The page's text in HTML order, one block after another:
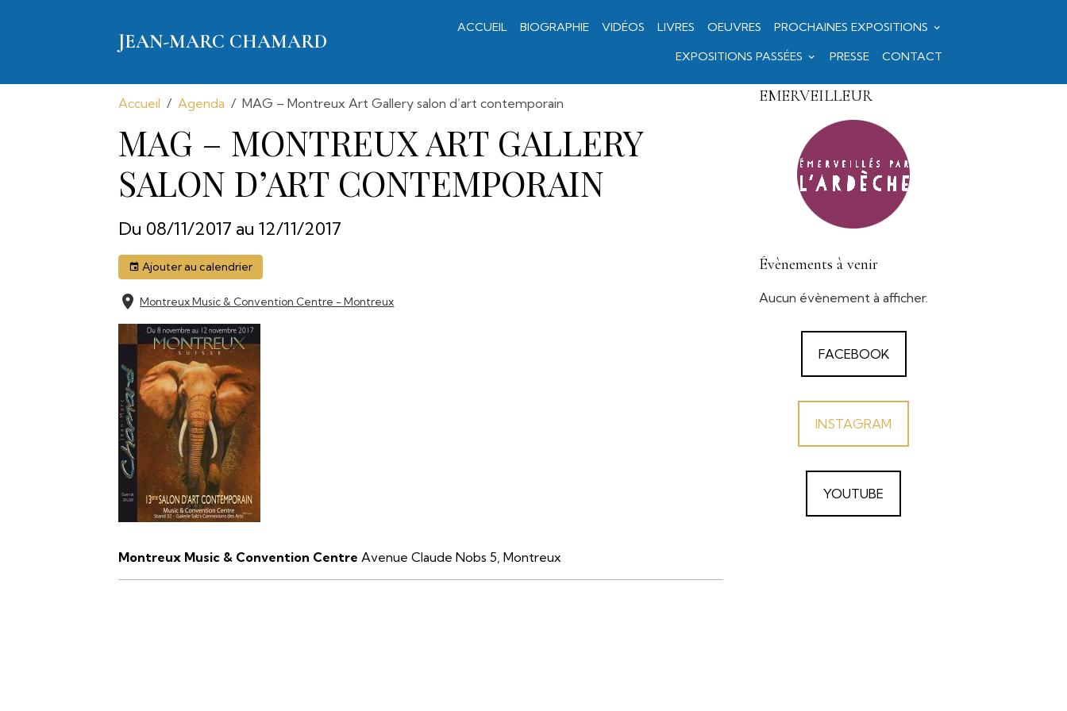
JEAN-MARC CHAMARD
ACCUEIL BIOGRAPHIE VIDÉOS LIVRES OEUVRES PROCHAINES EXPOSITIONS
EXPOSITIONS PASSÉES PRESSE CONTACT
Accueil Agenda MAG – Montreux Art Gallery salon d’art contemporain
MAG – MONTREUX ART GALLERY
SALON D’ART CONTEMPORAIN
Du 08/11/2017 au 12/11/2017
Ajouter au calendrier
Montreux Music & Convention Centre - Montreux
Montreux Music & Convention Centre Avenue Claude Nobs 5, Montreux
EMERVEILLEUR
Évènements à venir
Aucun évènement à afficher.
FACEBOOK
INSTAGRAM
YOUTUBE